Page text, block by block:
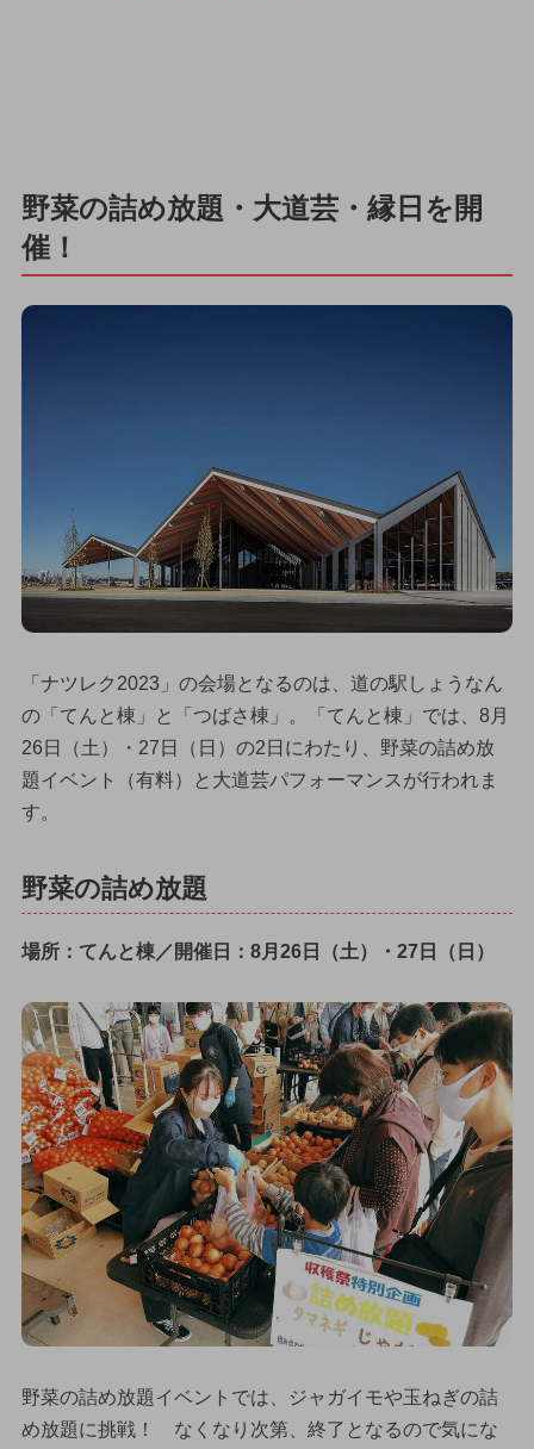
野菜の詰め放題・大道芸・縁日を開
催！
「ナツレク2023」の会場となるのは、道の駅しょうなん
の「てんと棟」と「つばさ棟」。「てんと棟」では、8月
26日（土）・27日（日）の2日にわたり、野菜の詰め放
題イベント（有料）と大道芸パフォーマンスが行われま
す。
野菜の詰め放題
場所：てんと棟／開催日：8月26日（土）・27日（日）
野菜の詰め放題イベントでは、ジャガイモや玉ねぎの詰
め放題に挑戦！ なくなり次第、終了となるので気にな